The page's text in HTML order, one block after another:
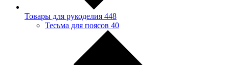
Товары для рукоделия 448
Тесьма для поясов 40